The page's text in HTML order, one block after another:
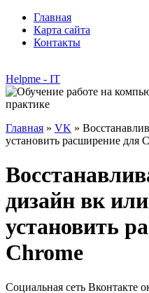
Главная
Карта сайта
Контакты
Helpme - IT
Главная » VK »
установить расширение для
дизайн вк
установить
Chrome
Социальная сеть Вконтакте